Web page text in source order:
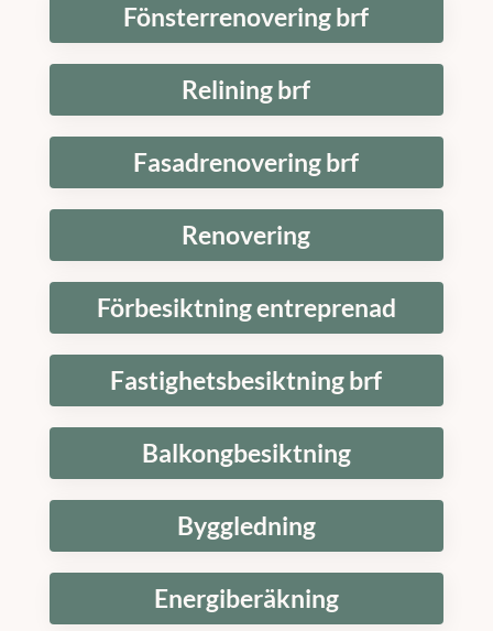
Fönsterrenovering brf
Relining brf
Fasadrenovering brf
Renovering
Förbesiktning entreprenad
Fastighetsbesiktning brf
Balkongbesiktning
Byggledning
Energiberäkning